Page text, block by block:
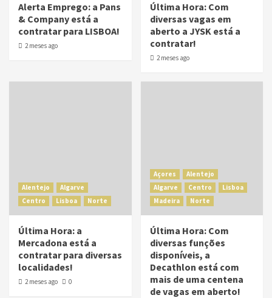
Alerta Emprego: a Pans
& Company está a
contratar para LISBOA!
2 meses ago
Última Hora: Com
diversas vagas em
aberto a JYSK está a
contratar!
2 meses ago
Alentejo
Algarve
Centro
Lisboa Norte
Última Hora: a
Mercadona está a
contratar para diversas
localidades!
2 meses ago 0
Açores
Alentejo
Algarve
Centro
Lisboa
Madeira
Norte
Última Hora: Com
diversas funções
disponíveis, a
Decathlon está com
mais de uma centena
de vagas em aberto!